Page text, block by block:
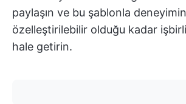
paylaşın ve bu şablonla
özelleştirilebilir olduğu kadar
hale getirin.